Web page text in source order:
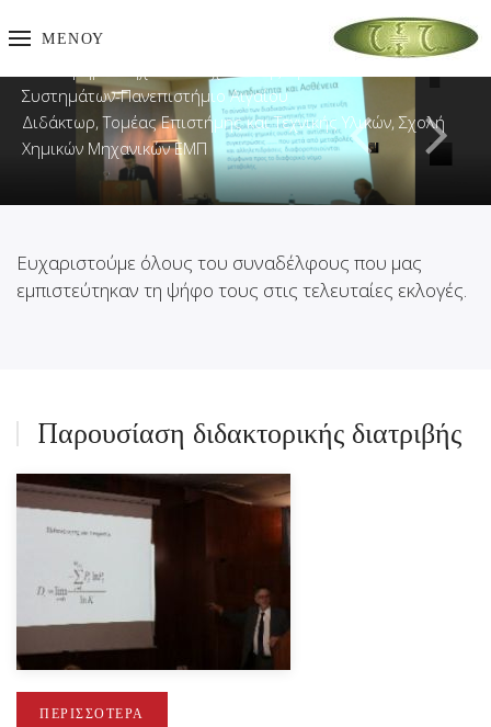
ΜΕΝΟΎ
Χειρουργός Οδοντίατρος-Ομοιοπαθητικός
Συστημάτων-Πανεπιστήμιο Αιγαίου
Διδάκτωρ, Τομέας Επιστήμης και Τεχνικής Υλικών, Σχολή
Χημικών Μηχανικών ΕΜΠ
Ευχαριστούμε όλους του συναδέλφους που μας
εμπιστεύτηκαν τη ψήφο τους στις τελευταίες εκλογές.
Παρουσίαση διδακτορικής διατριβής
ΠΕΡΙΣΣΌΤΕΡΑ